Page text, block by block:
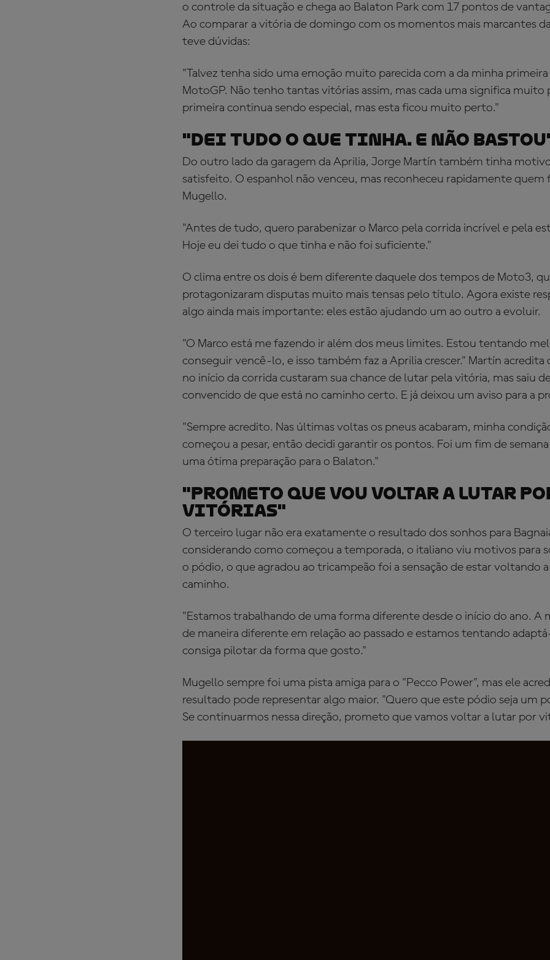
o controle da situação e chega ao Balaton Park com 17 pontos de
Ao comparar a vitória de domingo com os momentos mais marcantes
teve dúvidas:
"Talvez tenha sido uma emoção muito parecida com a da minha
MotoGP. Não tenho tantas vitórias assim, mas cada uma significa muito
primeira continua sendo especial, mas esta ficou muito perto."
"Dei tudo o que tinha. E não
Do outro lado da garagem da Aprilia, Jorge Martín também tinha
satisfeito. O espanhol não venceu, mas reconheceu rapidamente quem
Mugello.
"Antes de tudo, quero parabenizar o Marco pela corrida incrível e pela
Hoje eu dei tudo o que tinha e não foi suficiente."
O clima entre os dois é bem diferente daquele dos tempos de Moto3,
protagonizaram disputas muito mais tensas pelo título. Agora existe
algo ainda mais importante: eles estão ajudando um ao outro a evoluir.
"O Marco está me fazendo ir além dos meus limites. Estou tentando
conseguir vencê-lo, e isso também faz a Aprilia crescer." Martín acredita
no início da corrida custaram sua chance de lutar pela vitória, mas saiu
convencido de que está no caminho certo. E já deixou um aviso para a
"Sempre acredito. Nas últimas voltas os pneus acabaram, minha
começou a pesar, então decidi garantir os pontos. Foi um fim de
uma ótima preparação para o Balaton."
"Prometo que vou voltar a lutar
vitórias"
O terceiro lugar não era exatamente o resultado dos sonhos para
considerando como começou a temporada, o italiano viu motivos para
o pódio, o que agradou ao tricampeão foi a sensação de estar voltando
caminho.
"Estamos trabalhando de uma forma diferente desde o início do ano. A
de maneira diferente em relação ao passado e estamos tentando
consiga pilotar da forma que gosto."
Mugello sempre foi uma pista amiga para o "Pecco Power", mas ele
resultado pode representar algo maior. "Quero que este pódio seja um
Se continuarmos nessa direção, prometo que vamos voltar a lutar por